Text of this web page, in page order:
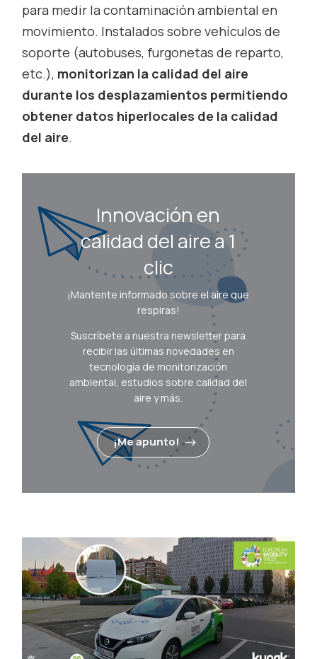
para medir la contaminación ambiental en
movimiento. Instalados sobre vehículos de
soporte (autobuses, furgonetas de reparto,
etc.), monitorizan la calidad del aire
durante los desplazamientos permitiendo
obtener datos hiperlocales de la calidad
del aire.
Innovación en
calidad del aire a 1
clic
¡Mantente informado sobre el aire que
respiras!
Suscríbete a nuestra newsletter para
recibir las últimas novedades en
tecnología de monitorización
ambiental, estudios sobre calidad del
aire y más.
¡Me apunto!